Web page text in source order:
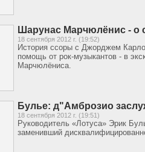
Шарунас Марчюлёнис - о
18 сентября 2012 г. (19:52)
История ссоры с Джорджем
помощь от рок-музыкантов - в
Марчюлёниса.
Булье: д"Амброзио
18 сентября 2012 г. (19:51)
Руководитель «Лотуса» Эрик
заменивший